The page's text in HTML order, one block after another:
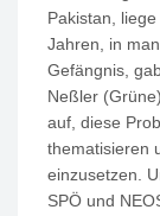
Pakistan,
Jahren, in
Gefängnis,
Neßler
auf, diese
thematisieren
einzusetzen.
SPÖ und